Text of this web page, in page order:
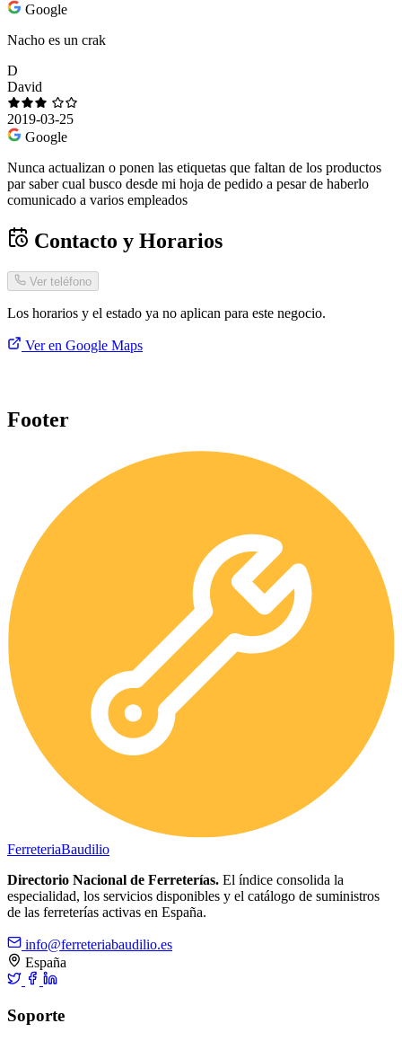
Google
Nacho es un crak
D
David
2019-03-25
Google
Nunca actualizan o ponen las etiquetas que faltan de los productos
par saber cual busco desde mi hoja de pedido a pesar de haberlo
comunicado a varios empleados
Contacto y Horarios
Ver teléfono
Los horarios y el estado ya no aplican para este negocio.
Ver en Google Maps
Footer
FerreteriaBaudilio
Directorio Nacional de Ferreterías. El índice consolida la
especialidad, los servicios disponibles y el catálogo de suministros
de las ferreterías activas en España.
info@ferreteriabaudilio.es
España
Soporte